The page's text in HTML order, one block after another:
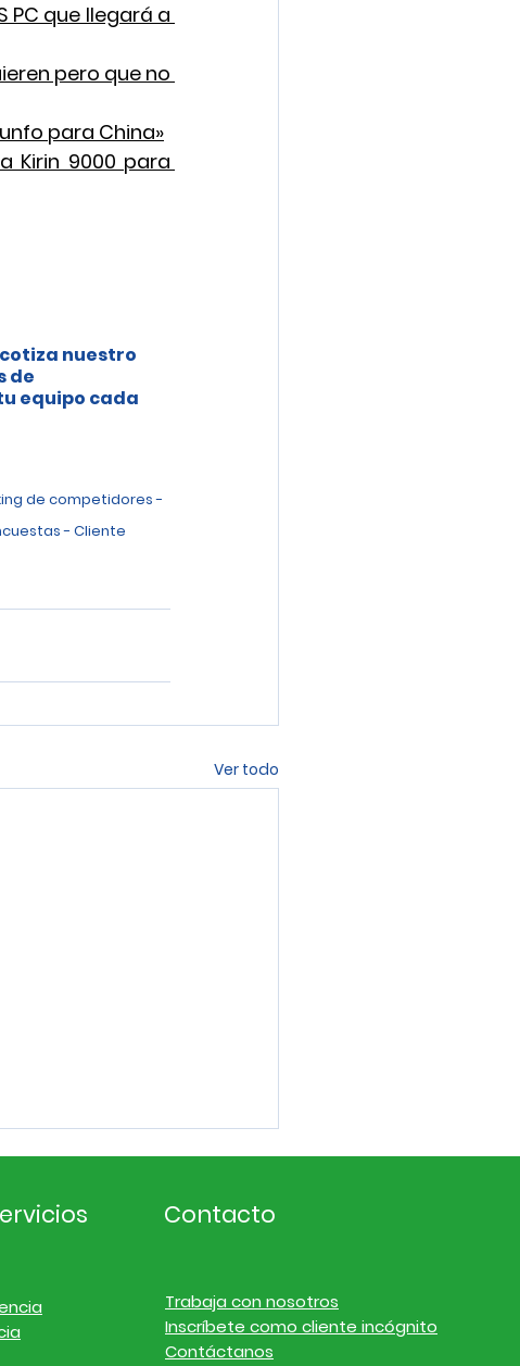
PC que llegará a
pero que no
para China»
Kirin 9000 para
nuestro
de
equipo cada
de competidores -
- Cliente
Ver todo
de
Contacto
Trabaja con nosotros
Inscríbete como cliente incógnito
Contáctanos